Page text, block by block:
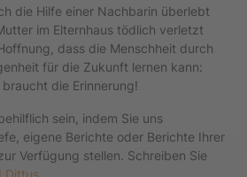
die Hilfe einer Nachbarin überlebt
im Elternhaus tödlich verletzt
dass die Menschheit durch
für die Zukunft lernen kann:
die Erinnerung!
sein, indem Sie uns
eigene Berichte oder Berichte Ihrer
Verfügung stellen. Schreiben Sie
Dittus